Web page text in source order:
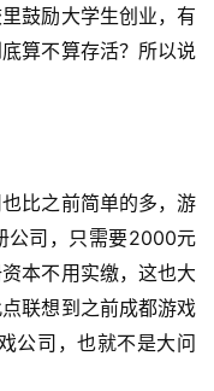
鼓励大学生创业，有
算不算存活？所以说
比之前简单的多，游
公司，只需要2000元
本不用实缴，这也大
联想到之前成都游戏
公司，也就不是大问